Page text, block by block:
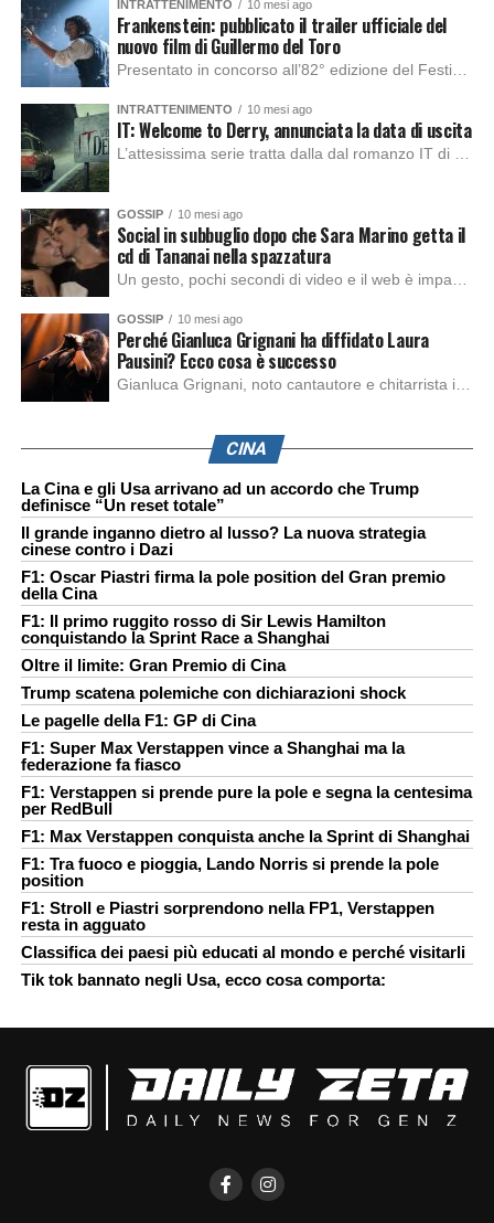
INTRATTENIMENTO 10 mesi ago
Frankenstein: pubblicato il trailer ufficiale del
nuovo film di Guillermo del Toro
INTRATTENIMENTO 10 mesi ago
IT: Welcome to Derry, annunciata la data di uscita
GOSSIP 10 mesi ago
Social in subbuglio dopo che Sara Marino getta il
cd di Tananai nella spazzatura
GOSSIP 10 mesi ago
Perché Gianluca Grignani ha diffidato Laura
Pausini? Ecco cosa è successo
CINA
La Cina e gli Usa arrivano ad un accordo che Trump
definisce “Un reset totale”
Il grande inganno dietro al lusso? La nuova strategia
cinese contro i Dazi
F1: Oscar Piastri firma la pole position del Gran premio
della Cina
F1: Il primo ruggito rosso di Sir Lewis Hamilton
conquistando la Sprint Race a Shanghai
Oltre il limite: Gran Premio di Cina
Trump scatena polemiche con dichiarazioni shock
Le pagelle della F1: GP di Cina
F1: Super Max Verstappen vince a Shanghai ma la
federazione fa fiasco
F1: Verstappen si prende pure la pole e segna la centesima
per RedBull
F1: Max Verstappen conquista anche la Sprint di Shanghai
F1: Tra fuoco e pioggia, Lando Norris si prende la pole
position
F1: Stroll e Piastri sorprendono nella FP1, Verstappen
resta in agguato
Classifica dei paesi più educati al mondo e perché visitarli
Tik tok bannato negli Usa, ecco cosa comporta: